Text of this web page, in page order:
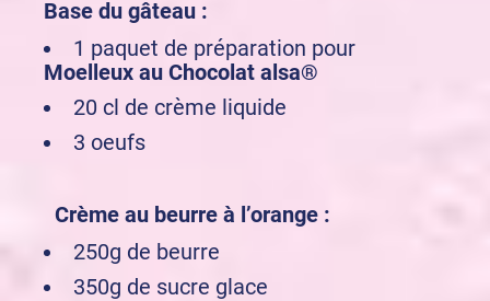
Base du gâteau :
1 paquet de préparation pour
Moelleux au Chocolat alsa®
20 cl de crème liquide
3 oeufs
Crème au beurre à l’orange :
250g de beurre
350g de sucre glace